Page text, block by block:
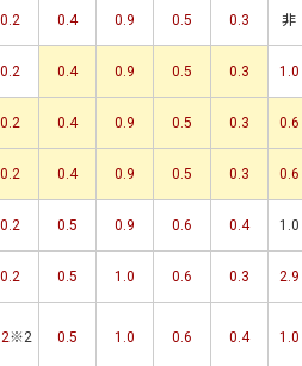
0.2 0.4 0.9 0.5 0.3 非
0.2 0.4 0.9 0.5 0.3 1.0
0.2 0.4 0.9 0.5 0.3 0.6
0.2 0.4 0.9 0.5 0.3 0.6
0.2 0.5 0.9 0.6 0.4 1.0
0.2 0.5 1.0 0.6 0.3 2.9
※2 0.5 1.0 0.6 0.4 1.0